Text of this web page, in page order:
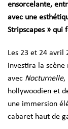
ensorcelante,
avec une
Stripscapes » qui
Les 23 et 24 avril
investira la scène
avec Nocturnelle,
hollywoodien et
une immersion
cabaret haut de